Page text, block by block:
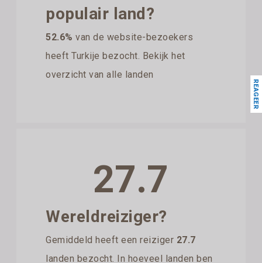
populair land?
52.6% van de website-bezoekers
heeft Turkije bezocht. Bekijk het
overzicht van alle landen
27.7
Wereldreiziger?
Gemiddeld heeft een reiziger 27.7
landen bezocht. In hoeveel landen ben
REAGEER